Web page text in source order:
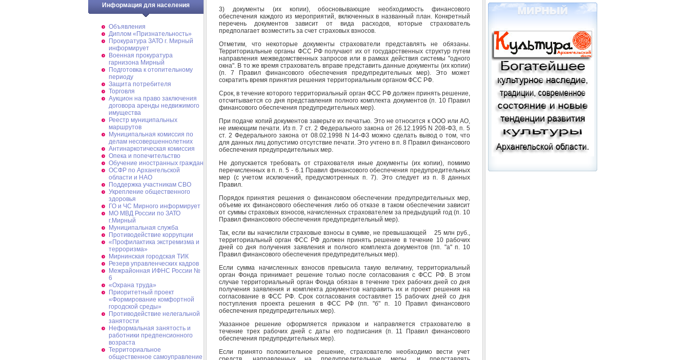
Информация для населения
Объявления
Диплом «Признательность»
Прокуратура ЗАТО г. Мирный
информирует
Военная прокуратура
гарнизона Мирный
Подготовка к отопительному
периоду
Защита потребителя
Торговля
Аукцион на право заключения
договора аренды недвижимого
имущества
Реестр муниципальных
маршрутов
Муниципальная комиссия по
делам несовершеннолетних
Антинаркотическая комиссия
Опека и попечительство
Обучение иностранных граждан
ОСФР по Архангельской
области и НАО
Поддержка участникам СВО
Укрепление общественного
здоровья
ГО и ЧС Мирного информирует
МО МВД России по ЗАТО
г.Мирный
Муниципальная cлужба
Противодействие коррупции
«Профилактика экстремизма и
терроризма»
Мирнинская городская ТИК
Резерв управленческих кадров
Межрайонная ИФНС России №
6
«Охрана труда»
Приоритетный проект
«Формирование комфортной
городской среды»
Противодействие нелегальной
занятости
Неформальная занятость и
работники предпенсионного
возраста
Территориальное
общественное самоуправление
3) документы (их копии), обосновывающие необходимость финансового
обеспечения каждого из мероприятий, включенных в названный план. Конкретный
перечень документов зависит от вида расходов, которые страхователь
предполагает возместить за счет страховых взносов.
Отметим, что некоторые документы страхователи представлять не обязаны.
Территориальные органы ФСС РФ получают их от государственных структур путем
направления межведомственных запросов или в рамках действия системы "одного
окна". В то же время страхователь вправе представить данные документы (их копии)
(п. 7 Правил финансового обеспечения предупредительных мер). Это может
сократить время принятия решения территориальным органом ФСС РФ.
Срок, в течение которого территориальный орган ФСС РФ должен принять решение,
отсчитывается со дня представления полного комплекта документов (п. 10 Правил
финансового обеспечения предупредительных мер).
При подаче копий документов заверьте их печатью. Это не относится к ООО или АО,
не имеющим печати. Из п. 7 ст. 2 Федерального закона от 26.12.1995 N 208-ФЗ, п. 5
ст. 2 Федерального закона от 08.02.1998 N 14-ФЗ можно сделать вывод о том, что
для данных лиц допустимо отсутствие печати. Это учтено в п. 8 Правил финансового
обеспечения предупредительных мер.
Не допускается требовать от страхователя иные документы (их копии), помимо
перечисленных в п. п. 5 - 6.1 Правил финансового обеспечения предупредительных
мер (с учетом исключений, предусмотренных п. 7). Это следует из п. 8 данных
Правил.
Порядок принятия решения о финансовом обеспечении предупредительных мер,
объеме их финансового обеспечения либо об отказе в таком обеспечении зависит
от суммы страховых взносов, начисленных страхователем за предыдущий год (п. 10
Правил финансового обеспечения предупредительный мер).
Так, если вы начислили страховые взносы в сумме, не превышающей 25 млн руб.,
территориальный орган ФСС РФ должен принять решение в течение 10 рабочих
дней со дня получения заявления и полного комплекта документов (пп. "а" п. 10
Правил финансового обеспечения предупредительных мер).
Если сумма начисленных взносов превысила такую величину, территориальный
орган Фонда принимает решение только после согласования с ФСС РФ. В этом
случае территориальный орган Фонда обязан в течение трех рабочих дней со дня
получения заявления и комплекта документов направить их и проект решения на
согласование в ФСС РФ. Срок согласования составляет 15 рабочих дней со дня
поступления проекта решения в ФСС РФ (пп. "б" п. 10 Правил финансового
обеспечения предупредительных мер).
Указанное решение оформляется приказом и направляется страхователю в
течение трех рабочих дней с даты его подписания (п. 11 Правил финансового
обеспечения предупредительных мер).
Если принято положительное решение, страхователю необходимо вести учет